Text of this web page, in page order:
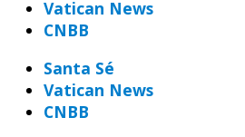
Vatican News
CNBB
Santa Sé
Vatican News
CNBB